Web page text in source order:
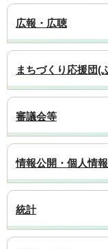
広報・広聴
まちづくり応援団(
審議会等
情報公開・個人情
統計